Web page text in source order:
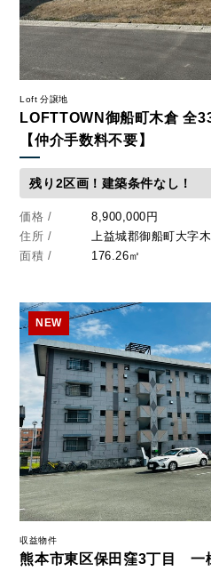
Loft 分譲地
LOFTTOWN御船町木倉
【仲介手数料不要】
残り2区画！建築条件なし！
価格 /
8,900,000円
住所 /
上益城郡御船町大字
面積 /
176.26㎡
NEW
収益物件
熊本市東区保田窪3丁目 一